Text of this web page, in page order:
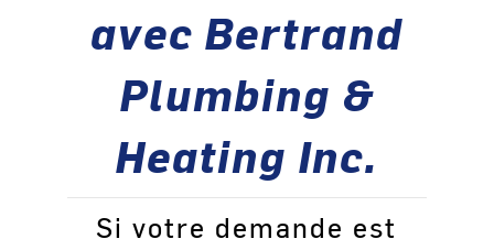
avec Bertrand
Plumbing &
Heating Inc.
Si votre demande est